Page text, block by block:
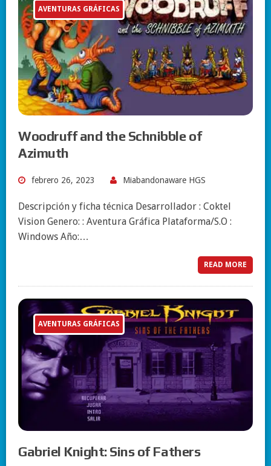
AVENTURAS GRÁFICAS
Woodruff and the Schnibble of
Azimuth
febrero 26, 2023 Miabandonaware HGS
Descripción y ficha técnica Desarrollador : Coktel
Vision Genero: : Aventura Gráfica Plataforma/S.O :
Windows Año:…
READ MORE
AVENTURAS GRÁFICAS
Gabriel Knight: Sins of Fathers